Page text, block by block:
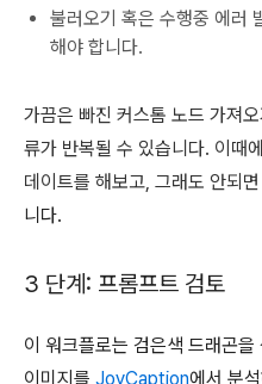
불러오기 혹은 수행중 에러
해야 합니다.
가끔은 빠진 커스톰 노드 가져
류가 반복될 수 있습니다. 이때
데이트를 해보고, 그래도 안되면
니다.
3 단계: 프롬프트 검토
이 워크플로는 검은색 드래곤을
이미지를 JoyCaption에서 분